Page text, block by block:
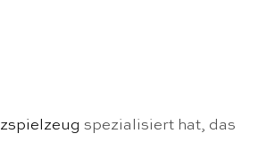
spezialisiert hat, das